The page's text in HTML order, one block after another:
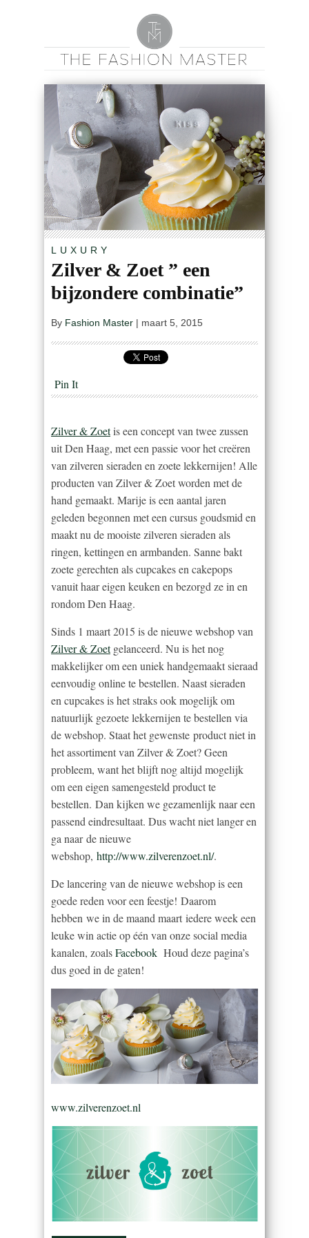
LUXURY
Zilver & Zoet ” een
bijzondere combinatie”
By Fashion Master | maart 5, 2015
Pin It
Zilver & Zoetis een concept van twee zussen
uit Den Haag, met een passie voor het creëren
van zilveren sieraden en zoete lekkernijen! Alle
producten van Zilver & Zoet worden met de
hand gemaakt. Marije is een aantal jaren
geleden begonnen met een cursus goudsmid en
maakt nu de mooiste zilveren sieraden als
ringen, kettingen en armbanden. Sanne bakt
zoete gerechten als cupcakes en cakepops
vanuit haar eigen keuken en bezorgd ze in en
rondom Den Haag.
Sinds 1 maart 2015 is de nieuwe webshop van
Zilver & Zoetgelanceerd. Nu is het nog
makkelijker om een uniek handgemaakt sieraad
eenvoudig online te bestellen. Naast sieraden
en cupcakes is het straks ook mogelijk om
natuurlijk gezoete lekkernijen te bestellen via
de webshop. Staat het gewenste product niet in
het assortiment van Zilver & Zoet? Geen
probleem, want het blijft nog altijd mogelijk
om een eigen samengesteld product te
bestellen. Dan kijken we gezamenlijk naar een
passend eindresultaat. Dus wacht niet langer en
ga naar de nieuwe
webshop, http://www.zilverenzoet.nl/.
De lancering van de nieuwe webshop is een
goede reden voor een feestje! Daarom
hebben we in de maand maart iedere week een
leuke win actie op één van onze social media
kanalen, zoalsFacebook Houd deze pagina’s
dus goed in de gaten!
www.zilverenzoet.nl